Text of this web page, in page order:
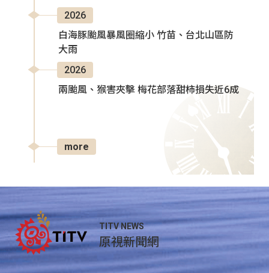
2026
白海豚颱風暴風圈縮小 竹苗、台北山區防
大雨
2026
兩颱風、猴害夾擊 梅花部落甜柿損失近6成
more
TITV NEWS
原視新聞網